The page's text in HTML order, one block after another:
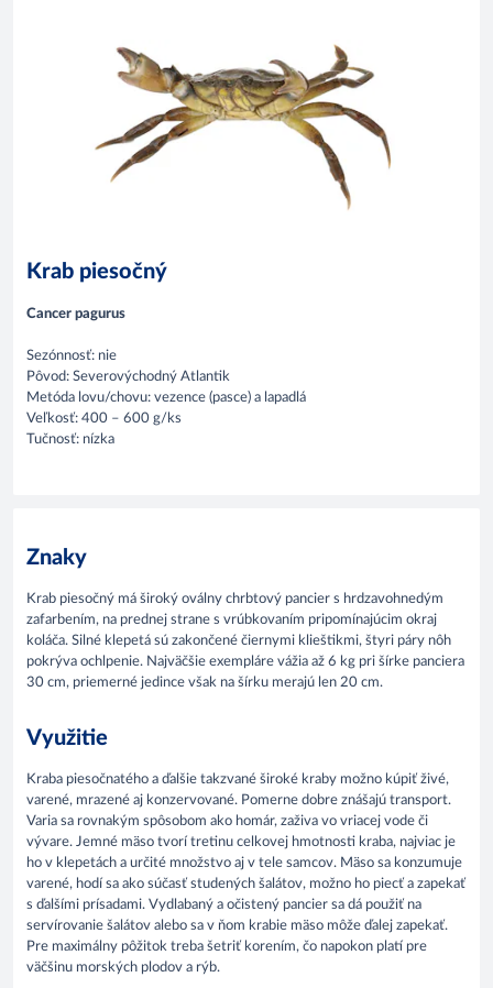
Krab piesočný
Cancer pagurus
Sezónnosť: nie
Pôvod: Severovýchodný Atlantik
Metóda lovu/chovu: vezence (pasce) a lapadlá
Veľkosť: 400 – 600 g/ks
Tučnosť: nízka
Znaky
Krab piesočný má široký oválny chrbtový pancier s hrdzavohnedým
zafarbením, na prednej strane s vrúbkovaním pripomínajúcim okraj
koláča. Silné klepetá sú zakončené čiernymi klieštikmi, štyri páry nôh
pokrýva ochlpenie. Najväčšie exempláre vážia až 6 kg pri šírke panciera
30 cm, priemerné jedince však na šírku merajú len 20 cm.
Využitie
Kraba piesočnatého a ďalšie takzvané široké kraby možno kúpiť živé,
varené, mrazené aj konzervované. Pomerne dobre znášajú transport.
Varia sa rovnakým spôsobom ako homár, zaživa vo vriacej vode či
vývare. Jemné mäso tvorí tretinu celkovej hmotnosti kraba, najviac je
ho v klepetách a určité množstvo aj v tele samcov. Mäso sa konzumuje
varené, hodí sa ako súčasť studených šalátov, možno ho piecť a zapekať
s ďalšími prísadami. Vydlabaný a očistený pancier sa dá použiť na
servírovanie šalátov alebo sa v ňom krabie mäso môže ďalej zapekať.
Pre maximálny pôžitok treba šetriť korením, čo napokon platí pre
väčšinu morských plodov a rýb.